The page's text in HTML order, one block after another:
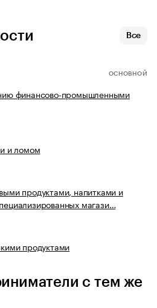
Все
ОСНОВНОЙ
финансово-промышленными
и ломом
продуктами, напитками и
магази…
продуктами
с тем же